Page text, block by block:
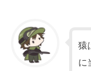
猿
に